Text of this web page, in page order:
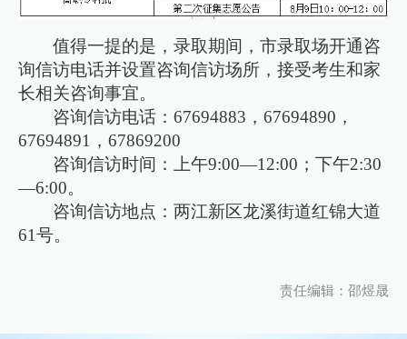
值得一提的是，录取期间，市录取场开通咨
询信访电话并设置咨询信访场所，接受考生和家
长相关咨询事宜。
咨询信访电话：67694883，67694890，
67694891，67869200
咨询信访时间：上午9:00—12:00；下午2:30
—6:00。
咨询信访地点：两江新区龙溪街道红锦大道
61号。
责任编辑：邵煜晟